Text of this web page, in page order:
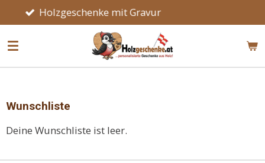
Zum
Hauptinhalt
springen
mit Gravur
Wunschliste
Deine Wunschliste ist leer.